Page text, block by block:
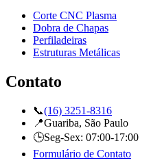
Corte CNC Plasma
Dobra de Chapas
Perfiladeiras
Estruturas Metálicas
Contato
📞(16) 3251-8316
📍Guariba, São Paulo
🕒Seg-Sex: 07:00-17:00
Formulário de Contato